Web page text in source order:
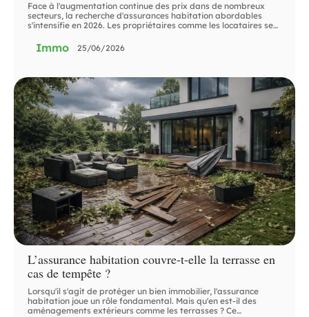
Face à l'augmentation continue des prix dans de nombreux
secteurs, la recherche d'assurances habitation abordables
s'intensifie en 2026. Les propriétaires comme les locataires se…
Immo 25/06/2026
L’assurance habitation couvre-t-elle la terrasse en
cas de tempête ?
Lorsqu'il s'agit de protéger un bien immobilier, l'assurance
habitation joue un rôle fondamental. Mais qu'en est-il des
aménagements extérieurs comme les terrasses ? Ce…